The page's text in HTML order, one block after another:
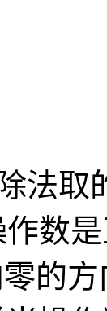
法取
数
的